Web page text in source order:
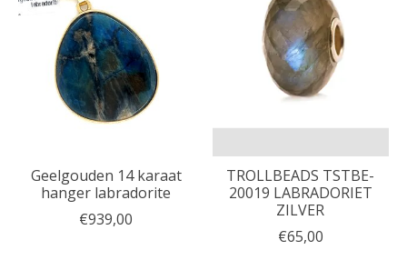
Geelgouden 14 karaat
hanger labradorite
€939,00
TROLLBEADS TSTBE-
20019 LABRADORIET
ZILVER
€65,00